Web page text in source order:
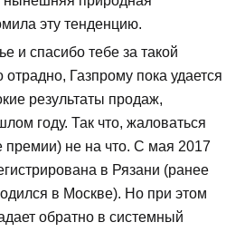
эту тенденцию.
и спасибо тебе за такой
Газпрому пока удается
результаты продаж,
году. Так что, жаловаться
премии) не на что. С мая 2017
в Рязани (ранее
в Москве). Но при этом
обратно в системный